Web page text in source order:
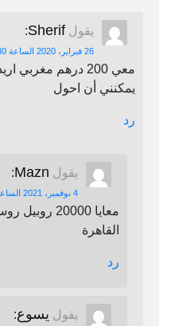
يقول Sherif
:
26 فبراير، 2020 الساعة 3:30 م
معي 200 درهم
يمكنني أن احول
رد
يقول Mazn
:
4 نوفمبر، 2021 الساعة 4:20 م
معايا 20000
القاهرة
رد
يقول يسوع: